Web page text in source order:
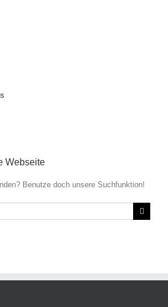
Webseite
Benutze doch unsere Suchfunktion!